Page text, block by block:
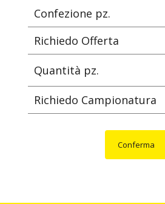
Confezione pz.
Richiedo Offerta
Quantità pz.
Richiedo Campionatura
Conferma